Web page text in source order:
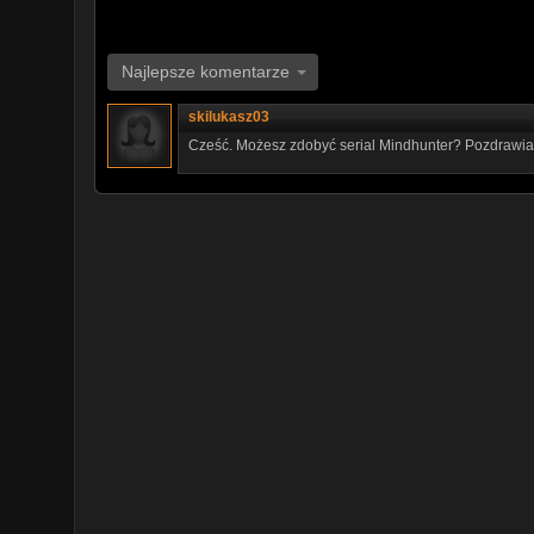
Najlepsze komentarze
skilukasz03
Cześć. Możesz zdobyć serial Mindhunter?